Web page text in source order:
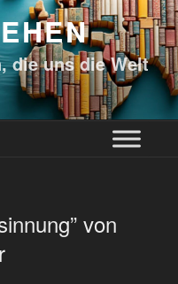
die uns die Welt
von